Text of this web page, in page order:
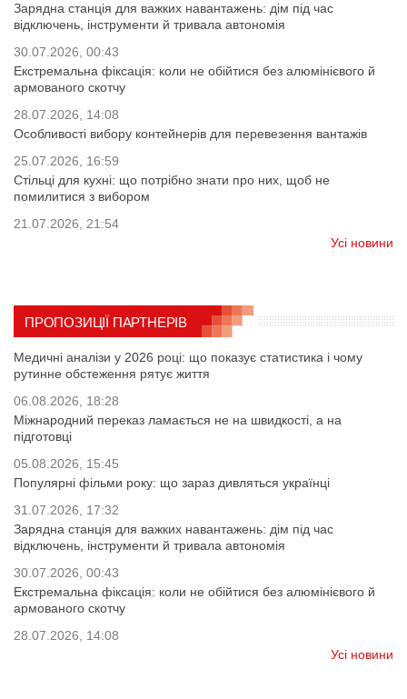
Зарядна станція для важких навантажень: дім під час
відключень, інструменти й тривала автономія
30.07.2026, 00:43
Екстремальна фіксація: коли не обійтися без алюмінієвого й
армованого скотчу
28.07.2026, 14:08
Особливості вибору контейнерів для перевезення вантажів
25.07.2026, 16:59
Стільці для кухні: що потрібно знати про них, щоб не
помилитися з вибором
21.07.2026, 21:54
Усі новини
ПРОПОЗИЦІЇ ПАРТНЕРІВ
Медичні аналізи у 2026 році: що показує статистика і чому
рутинне обстеження рятує життя
06.08.2026, 18:28
Міжнародний переказ ламається не на швидкості, а на
підготовці
05.08.2026, 15:45
Популярні фільми року: що зараз дивляться українці
31.07.2026, 17:32
Зарядна станція для важких навантажень: дім під час
відключень, інструменти й тривала автономія
30.07.2026, 00:43
Екстремальна фіксація: коли не обійтися без алюмінієвого й
армованого скотчу
28.07.2026, 14:08
Усі новини